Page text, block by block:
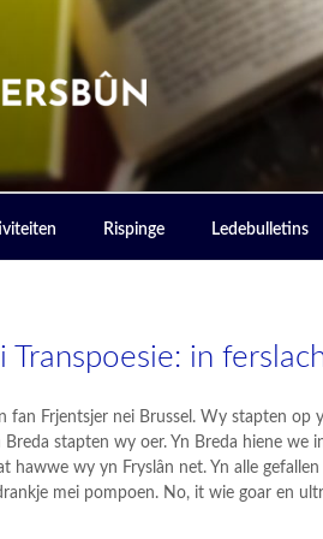
Rispinge Ledebulletins
in
fan Frjentsjer nei Brussel. Wy stapten op
stapten wy oer. Yn Breda hiene we
hawwe wy yn Fryslân net. Yn alle
mei pompoen. No, it wie goar en